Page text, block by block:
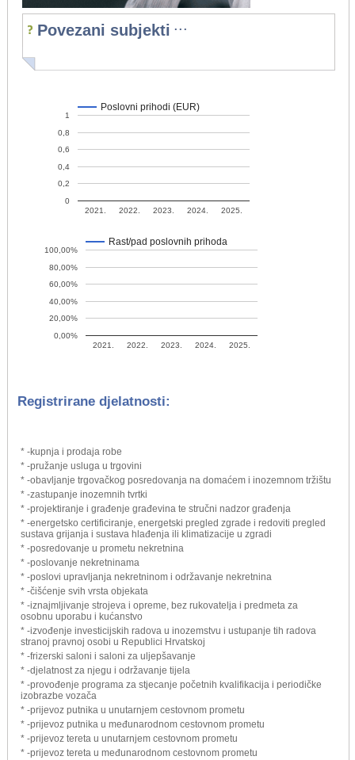
Povezani subjekti ...
Poslovni prihodi (EUR)
2021. 2022. 2023. 2024. 2025.
0
0,2
0,4
0,6
0,8
1
Rast/pad poslovnih prihoda
2021. 2022. 2023. 2024. 2025.
0,00%
20,00%
40,00%
60,00%
80,00%
100,00%
Registrirane djelatnosti:
* -kupnja i prodaja robe
* -pružanje usluga u trgovini
* -obavljanje trgovačkog posredovanja na domaćem i inozemnom tržištu
* -zastupanje inozemnih tvrtki
* -projektiranje i građenje građevina te stručni nadzor građenja
* -energetsko certificiranje, energetski pregled zgrade i redoviti pregled
sustava grijanja i sustava hlađenja ili klimatizacije u zgradi
* -posredovanje u prometu nekretnina
* -poslovanje nekretninama
* -poslovi upravljanja nekretninom i održavanje nekretnina
* -čišćenje svih vrsta objekata
* -iznajmljivanje strojeva i opreme, bez rukovatelja i predmeta za
osobnu uporabu i kućanstvo
* -izvođenje investicijskih radova u inozemstvu i ustupanje tih radova
stranoj pravnoj osobi u Republici Hrvatskoj
* -frizerski saloni i saloni za uljepšavanje
* -djelatnost za njegu i održavanje tijela
* -provođenje programa za stjecanje početnih kvalifikacija i periodičke
izobrazbe vozača
* -prijevoz putnika u unutarnjem cestovnom prometu
* -prijevoz putnika u međunarodnom cestovnom prometu
* -prijevoz tereta u unutarnjem cestovnom prometu
* -prijevoz tereta u međunarodnom cestovnom prometu